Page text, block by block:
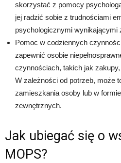
skorzystać z pomocy
jej radzić sobie z trudnościami
psychologicznymi wynikającymi
Pomoc w codziennych
zapewnić osobie
czynnościach, takich jak
W zależności od potrzeb, może
zamieszkania osoby lub w
zewnętrznych.
Jak ubiegać się o
MOPS?